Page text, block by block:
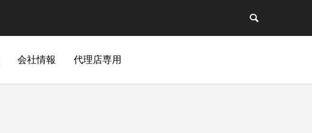
会社情報 代理店専用